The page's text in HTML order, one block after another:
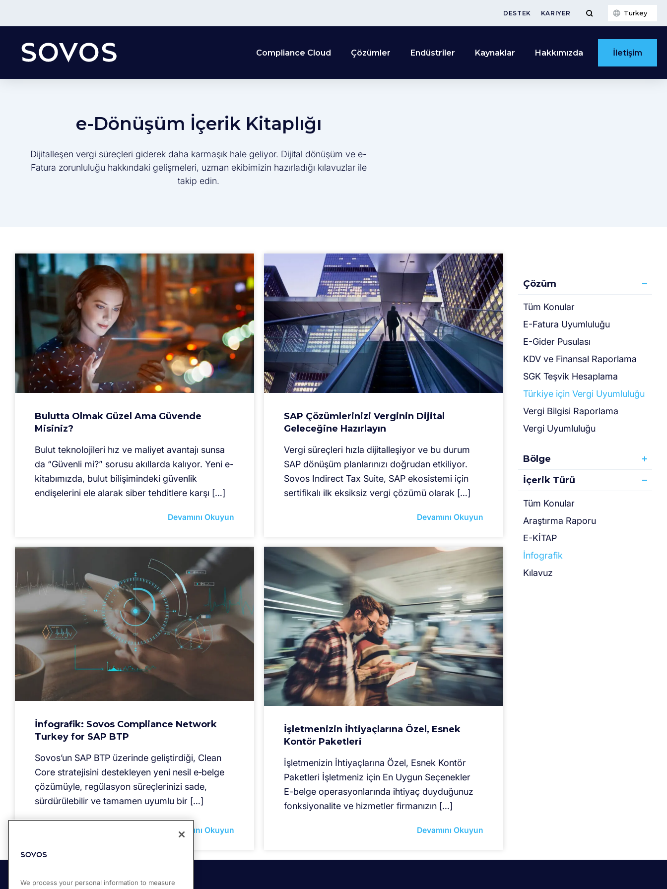
DESTEK KARIYER Turkey
Compliance Cloud Çözümler Endüstriler Kaynaklar Hakkımızda İletişim
e-Dönüşüm İçerik Kitaplığı
Dijitalleşen vergi süreçleri giderek daha karmaşık hale geliyor. Dijital dönüşüm ve e-
Fatura zorunluluğu hakkındaki gelişmeleri, uzman ekibimizin hazırladığı kılavuzlar ile
takip edin.
Çözüm
Tüm Konular
E-Fatura Uyumluluğu
E-Gider Pusulası
KDV ve Finansal Raporlama
SGK Teşvik Hesaplama
Türki̇ye için Vergi̇ Uyumluluğu
Vergi Bilgisi Raporlama
Vergi Uyumluluğu
Bölge
İçerik Türü
Tüm Konular
Araştırma Raporu
E-KİTAP
İnfografik
Kılavuz
Bulutta Olmak Güzel Ama Güvende
Misiniz?
Bulut teknolojileri hız ve maliyet avantajı sunsa
da “Güvenli mi?” sorusu akıllarda kalıyor. Yeni e-
kitabımızda, bulut bilişimindeki güvenlik
endişelerini ele alarak siber tehditlere karşı […]
Devamını Okuyun
SAP Çözümlerinizi Verginin Dijital
Geleceğine Hazırlayın
Vergi süreçleri hızla dijitalleşiyor ve bu durum
SAP dönüşüm planlarınızı doğrudan etkiliyor.
Sovos Indirect Tax Suite, SAP ekosistemi için
sertifikalı ilk eksiksiz vergi çözümü olarak […]
Devamını Okuyun
İnfografik: Sovos Compliance Network
Turkey for SAP BTP
Sovos’un SAP BTP üzerinde geliştirdiği, Clean
Core stratejisini destekleyen yeni nesil e‑belge
çözümüyle, regülasyon süreçlerinizi sade,
sürdürülebilir ve tamamen uyumlu bir […]
Devamını Okuyun
İşletmenizin İhtiyaçlarına Özel, Esnek
Kontör Paketleri
İşletmenizin İhtiyaçlarına Özel, Esnek Kontör
Paketleri İşletmeniz için En Uygun Seçenekler
E-belge operasyonlarında ihtiyaç duyduğunuz
fonksiyonalite ve hizmetler firmanızın […]
Devamını Okuyun
We process your personal information to measure